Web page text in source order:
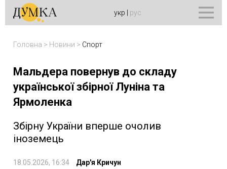
укр рус
Головна > Новини > Спорт
Мальдера повернув до складу
української збірної Луніна та
Ярмоленка
Збірну України вперше очолив
іноземець
18.05.2026, 16:34 Дар'я Кричун